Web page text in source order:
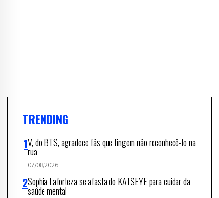
TRENDING
V, do BTS, agradece fãs que fingem não reconhecê-lo na
rua
07/08/2026
Sophia Laforteza se afasta do KATSEYE para cuidar da
saúde mental